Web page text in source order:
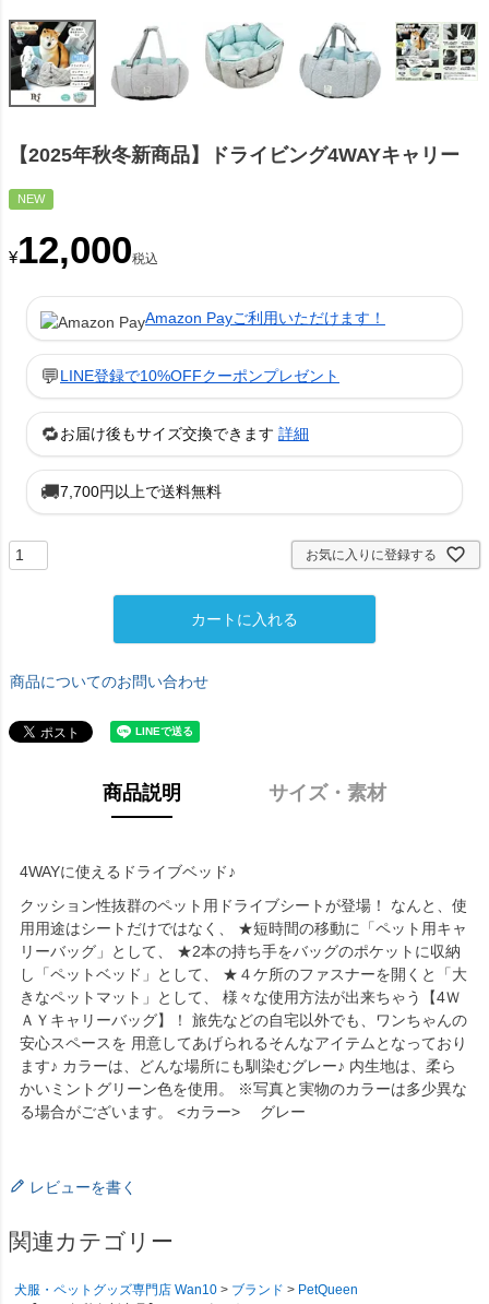
【2025年秋冬新商品】ドライビング4WAYキャリー
NEW
¥12,000税込
Amazon Payご利用いただけます！
💬LINE登録で10%OFFクーポンプレゼント
🔁お届け後もサイズ交換できます 詳細
🚚7,700円以上で送料無料
お気に入りに登録する
カートに入れる
商品についてのお問い合わせ
商品説明 サイズ・素材
4WAYに使えるドライブベッド♪
クッション性抜群のペット用ドライブシートが登場！ なんと、使
用用途はシートだけではなく、 ★短時間の移動に「ペット用キャ
リーバッグ」として、 ★2本の持ち手をバッグのポケットに収納
し「ペットベッド」として、 ★４ケ所のファスナーを開くと「大
きなペットマット」として、 様々な使用方法が出来ちゃう【4Ｗ
ＡＹキャリーバッグ】！ 旅先などの自宅以外でも、ワンちゃんの
安心スペースを 用意してあげられるそんなアイテムとなっており
ます♪ カラーは、どんな場所にも馴染むグレー♪ 内生地は、柔ら
かいミントグリーン色を使用。 ※写真と実物のカラーは多少異な
る場合がございます。 <カラー> グレー
レビューを書く
関連カテゴリー
犬服・ペットグッズ専門店 Wan10 ブランド
PetQueen